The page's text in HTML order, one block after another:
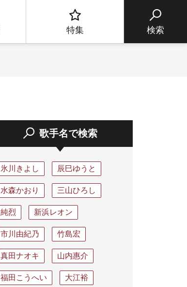
特集 検索
歌手名で検索
氷川きよし 辰巳ゆうと
水森かおり 三山ひろし
純烈 新浜レオン
市川由紀乃 竹島宏
真田ナオキ 山内惠介
福田こうへい 大江裕